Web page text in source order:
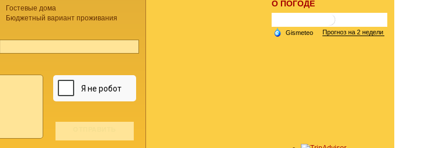
Гостевые дома
Бюджетный вариант проживания
О ПОГОДЕ